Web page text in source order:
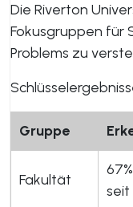
Die Riverton
Fokusgruppen für
Problems zu
Gruppe
Fakultät